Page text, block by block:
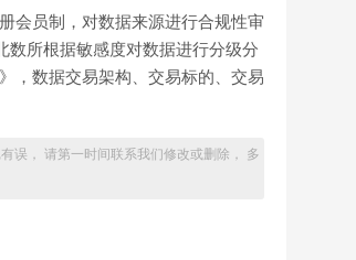
会员制，对数据来源进行合规性审
数所根据敏感度对数据进行分级分
，数据交易架构、交易标的、交易
误， 请第一时间联系我们修改或删除， 多